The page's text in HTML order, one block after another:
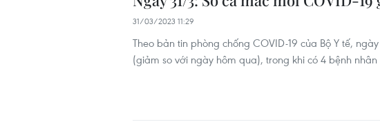
31/03/2023 11:29
Theo bản tin phòng chống COVID-19 của Bộ Y tế,
(giảm so với ngày hôm qua), trong khi có 4 bệnh